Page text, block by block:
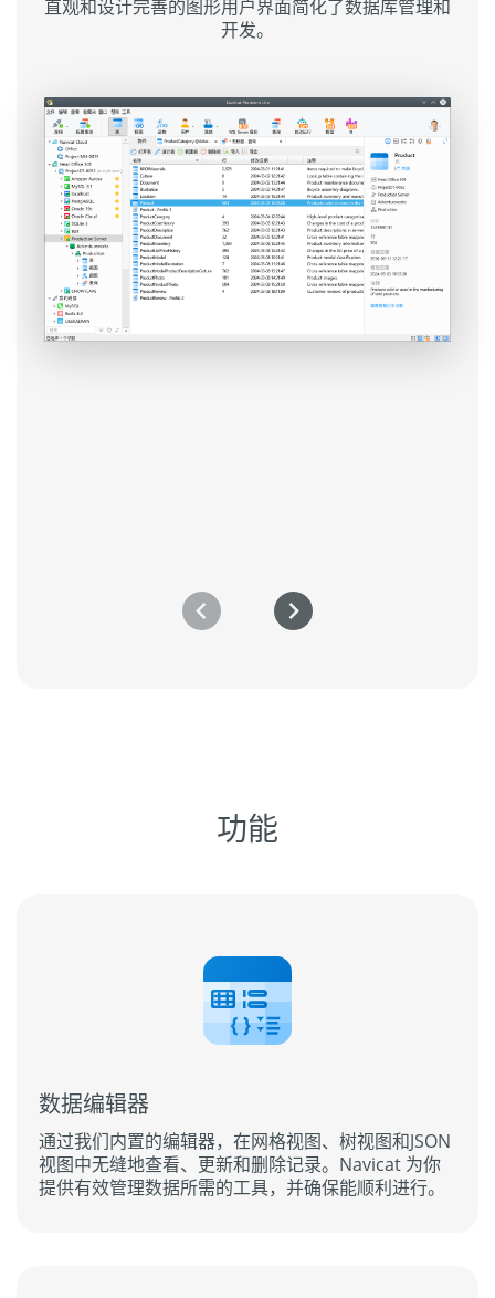
直观和设计完善的图形用户界面简化了数据库管理和
开发。
功能
数据编辑器
通过我们内置的编辑器，在网格视图、树视图和JSON
视图中无缝地查看、更新和删除记录。Navicat 为你
提供有效管理数据所需的工具，并确保能顺利进行。